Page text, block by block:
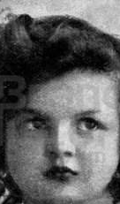
STECKENPFERD-
Dresden
1912